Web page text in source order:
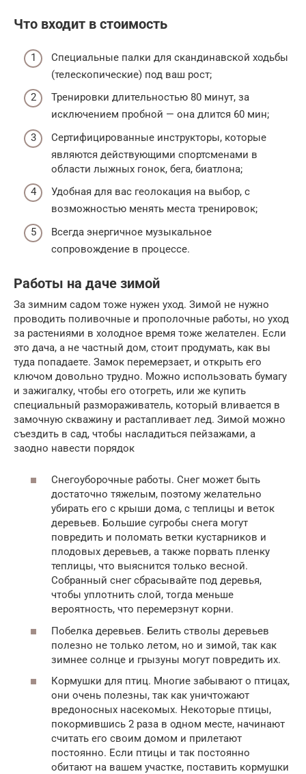
Что входит в стоимость
Специальные палки для скандинавской ходьбы
(телескопические) под ваш рост;
Тренировки длительностью 80 минут, за
исключением пробной — она длится 60 мин;
Сертифицированные инструкторы, которые
являются действующими спортсменами в
области лыжных гонок, бега, биатлона;
Удобная для вас геолокация на выбор, с
возможностью менять места тренировок;
Всегда энергичное музыкальное
сопровождение в процессе.
Работы на даче зимой
За зимним садом тоже нужен уход. Зимой не нужно
проводить поливочные и прополочные работы, но уход
за растениями в холодное время тоже желателен. Если
это дача, а не частный дом, стоит продумать, как вы
туда попадаете. Замок перемерзает, и открыть его
ключом довольно трудно. Можно использовать бумагу
и зажигалку, чтобы его отогреть, или же купить
специальный размораживатель, который вливается в
замочную скважину и растапливает лед. Зимой можно
съездить в сад, чтобы насладиться пейзажами, а
заодно навести порядок
Снегоуборочные работы. Снег может быть
достаточно тяжелым, поэтому желательно
убирать его с крыши дома, с теплицы и веток
деревьев. Большие сугробы снега могут
повредить и поломать ветки кустарников и
плодовых деревьев, а также порвать пленку
теплицы, что выяснится только весной.
Собранный снег сбрасывайте под деревья,
чтобы уплотнить слой, тогда меньше
вероятность, что перемерзнут корни.
Побелка деревьев. Белить стволы деревьев
полезно не только летом, но и зимой, так как
зимнее солнце и грызуны могут повредить их.
Кормушки для птиц. Многие забывают о птицах,
они очень полезны, так как уничтожают
вредоносных насекомых. Некоторые птицы,
покормившись 2 раза в одном месте, начинают
считать его своим домом и прилетают
постоянно. Если птицы и так постоянно
обитают на вашем участке, поставить кормушки